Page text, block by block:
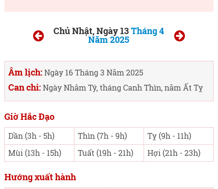
Chủ Nhật, Ngày 13Tháng 4
Năm 2025
Âm lịch:Ngày 16 Tháng 3 Năm 2025
Can chi:Ngày Nhâm Tý, tháng Canh Thìn, năm Ất Tỵ
Giờ Hắc Đạo
Dần (3h - 5h) Thìn (7h - 9h)
Tỵ (9h - 11h)
Mùi (13h - 15h)
Tuất (19h - 21h) Hợi (21h - 23h)
Hướng xuất hành